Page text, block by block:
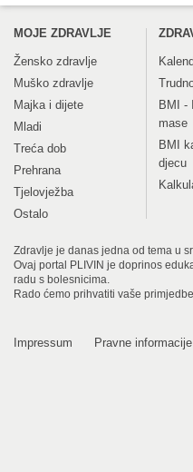
MOJE ZDRAVLJE
Žensko zdravlje
Muško zdravlje
Majka i dijete
Mladi
Treća dob
Prehrana
Tjelovježba
Ostalo
BMI -
mase
BMI
djecu
Zdravlje je danas jedna od tema u
Ovaj portal PLIVIN je doprinos
radu s bolesnicima.
Rado ćemo prihvatiti vaše
Impressum Pravne informacije